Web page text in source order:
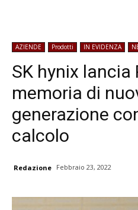
AZIENDE Prodotti IN EVIDENZA
SK hynix lancia
memoria di
generazione
calcolo
Redazione Febbraio 23, 2022